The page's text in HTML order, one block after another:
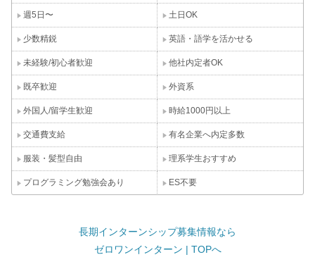
週5日〜 土日OK
少数精鋭 英語・語学を活かせる
未経験/初心者歓迎 他社内定者OK
既卒歓迎 外資系
外国人/留学生歓迎 時給1000円以上
交通費支給 有名企業へ内定多数
服装・髪型自由 理系学生おすすめ
プログラミング勉強会あり ES不要
長期インターンシップ募集情報なら
ゼロワンインターン | TOPへ